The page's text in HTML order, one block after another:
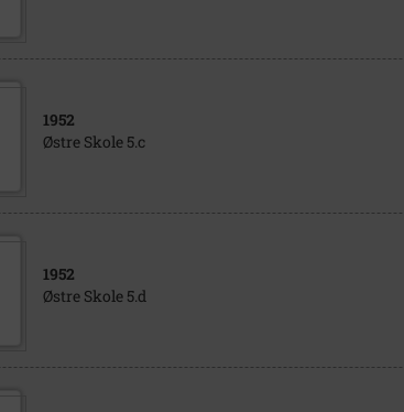
1952
Østre Skole 5.c
1952
Østre Skole 5.d